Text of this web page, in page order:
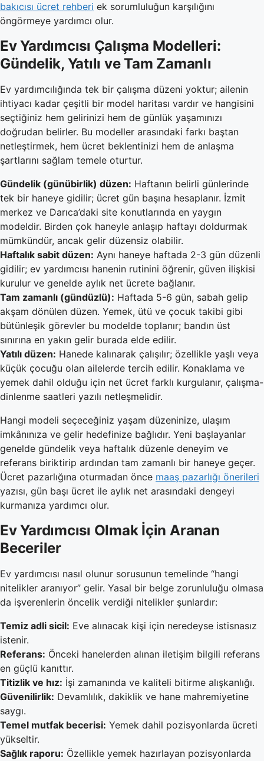
bakıcısı ücret rehberi ek sorumluluğun karşılığını
öngörmeye yardımcı olur.
Ev Yardımcısı Çalışma Modelleri:
Gündelik, Yatılı ve Tam Zamanlı
Ev yardımcılığında tek bir çalışma düzeni yoktur; ailenin
ihtiyacı kadar çeşitli bir model haritası vardır ve hangisini
seçtiğiniz hem gelirinizi hem de günlük yaşamınızı
doğrudan belirler. Bu modeller arasındaki farkı baştan
netleştirmek, hem ücret beklentinizi hem de anlaşma
şartlarını sağlam temele oturtur.
Gündelik (günübirlik) düzen: Haftanın belirli günlerinde
tek bir haneye gidilir; ücret gün başına hesaplanır. İzmit
merkez ve Darıca’daki site konutlarında en yaygın
modeldir. Birden çok haneyle anlaşıp haftayı doldurmak
mümkündür, ancak gelir düzensiz olabilir.
Haftalık sabit düzen: Aynı haneye haftada 2-3 gün düzenli
gidilir; ev yardımcısı hanenin rutinini öğrenir, güven ilişkisi
kurulur ve genelde aylık net ücrete bağlanır.
Tam zamanlı (gündüzlü): Haftada 5-6 gün, sabah gelip
akşam dönülen düzen. Yemek, ütü ve çocuk takibi gibi
bütünleşik görevler bu modelde toplanır; bandın üst
sınırına en yakın gelir burada elde edilir.
Yatılı düzen: Hanede kalınarak çalışılır; özellikle yaşlı veya
küçük çocuğu olan ailelerde tercih edilir. Konaklama ve
yemek dahil olduğu için net ücret farklı kurgulanır, çalışma-
dinlenme saatleri yazılı netleşmelidir.
Hangi modeli seçeceğiniz yaşam düzeninize, ulaşım
imkânınıza ve gelir hedefinize bağlıdır. Yeni başlayanlar
genelde gündelik veya haftalık düzenle deneyim ve
referans biriktirip ardından tam zamanlı bir haneye geçer.
Ücret pazarlığına oturmadan önce maaş pazarlığı önerileri
yazısı, gün başı ücret ile aylık net arasındaki dengeyi
kurmanıza yardımcı olur.
Ev Yardımcısı Olmak İçin Aranan
Beceriler
Ev yardımcısı nasıl olunur sorusunun temelinde “hangi
nitelikler aranıyor” gelir. Yasal bir belge zorunluluğu olmasa
da işverenlerin öncelik verdiği nitelikler şunlardır:
Temiz adli sicil: Eve alınacak kişi için neredeyse istisnasız
istenir.
Referans: Önceki hanelerden alınan iletişim bilgili referans
en güçlü kanıttır.
Titizlik ve hız: İşi zamanında ve kaliteli bitirme alışkanlığı.
Güvenilirlik: Devamlılık, dakiklik ve hane mahremiyetine
saygı.
Temel mutfak becerisi: Yemek dahil pozisyonlarda ücreti
yükseltir.
Sağlık raporu: Özellikle yemek hazırlayan pozisyonlarda